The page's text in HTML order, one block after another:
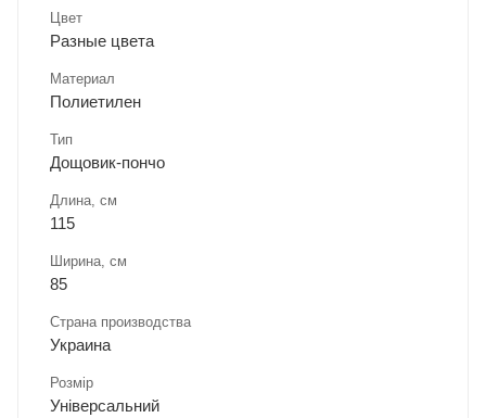
Цвет
Разные цвета
Материал
Полиетилен
Тип
Дощовик-пончо
Длина, cм
115
Ширина, cм
85
Страна производства
Украина
Розмір
Універсальний